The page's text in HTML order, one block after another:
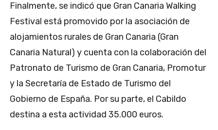
Finalmente, se indicó que Gran Canaria Walking
Festival está promovido por la asociación de
alojamientos rurales de Gran Canaria (Gran
Canaria Natural) y cuenta con la colaboración del
Patronato de Turismo de Gran Canaria, Promotur
y la Secretaría de Estado de Turismo del
Gobierno de España. Por su parte, el Cabildo
destina a esta actividad 35.000 euros.